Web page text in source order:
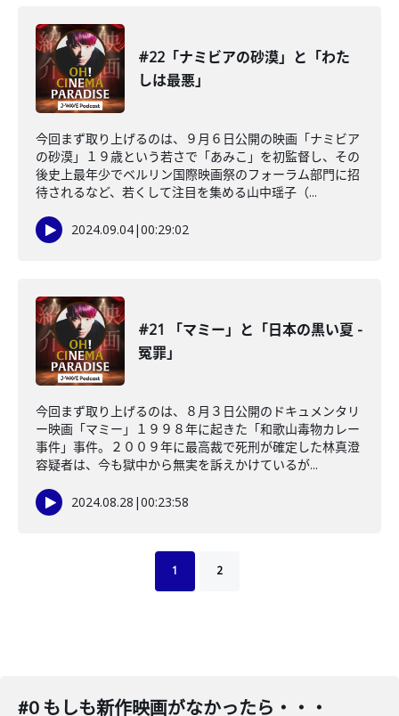
#22「ナミビアの砂漠」と「わた
しは最悪」
今回まず取り上げるのは、９月６日公開の映画「ナミビア
の砂漠」１９歳という若さで「あみこ」を初監督し、その
後史上最年少でベルリン国際映画祭のフォーラム部門に招
待されるなど、若くして注目を集める山中瑶子（...
2024.09.04|00:29:02
#21 「マミー」と「日本の黒い夏 -
冤罪」
今回まず取り上げるのは、８月３日公開のドキュメンタリ
ー映画「マミー」１９９８年に起きた「和歌山毒物カレー
事件」事件。２００９年に最高裁で死刑が確定した林真澄
容疑者は、今も獄中から無実を訴えかけているが...
2024.08.28 |00:23:58
1 2
#0 もしも新作映画がなかったら・・・